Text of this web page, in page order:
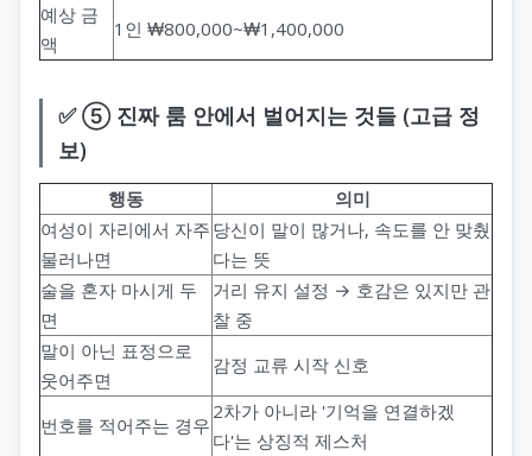
예상 금
액
1인 ₩800,000~₩1,400,000
✅ ⑤ 진짜 룸 안에서 벌어지는 것들 (고급 정
보)
행동
의미
여성이 자리에서 자주
물러나면
당신이 말이 많거나, 속도를 안 맞췄
다는 뜻
술을 혼자 마시게 두
면
거리 유지 설정 → 호감은 있지만 관
찰 중
말이 아닌 표정으로
웃어주면
감정 교류 시작 신호
번호를 적어주는 경우
2차가 아니라 '기억을 연결하겠
다'는 상징적 제스처